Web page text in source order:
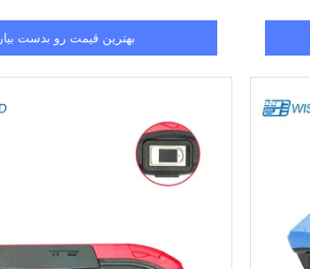
بهترین قیمت رو بدست بیار